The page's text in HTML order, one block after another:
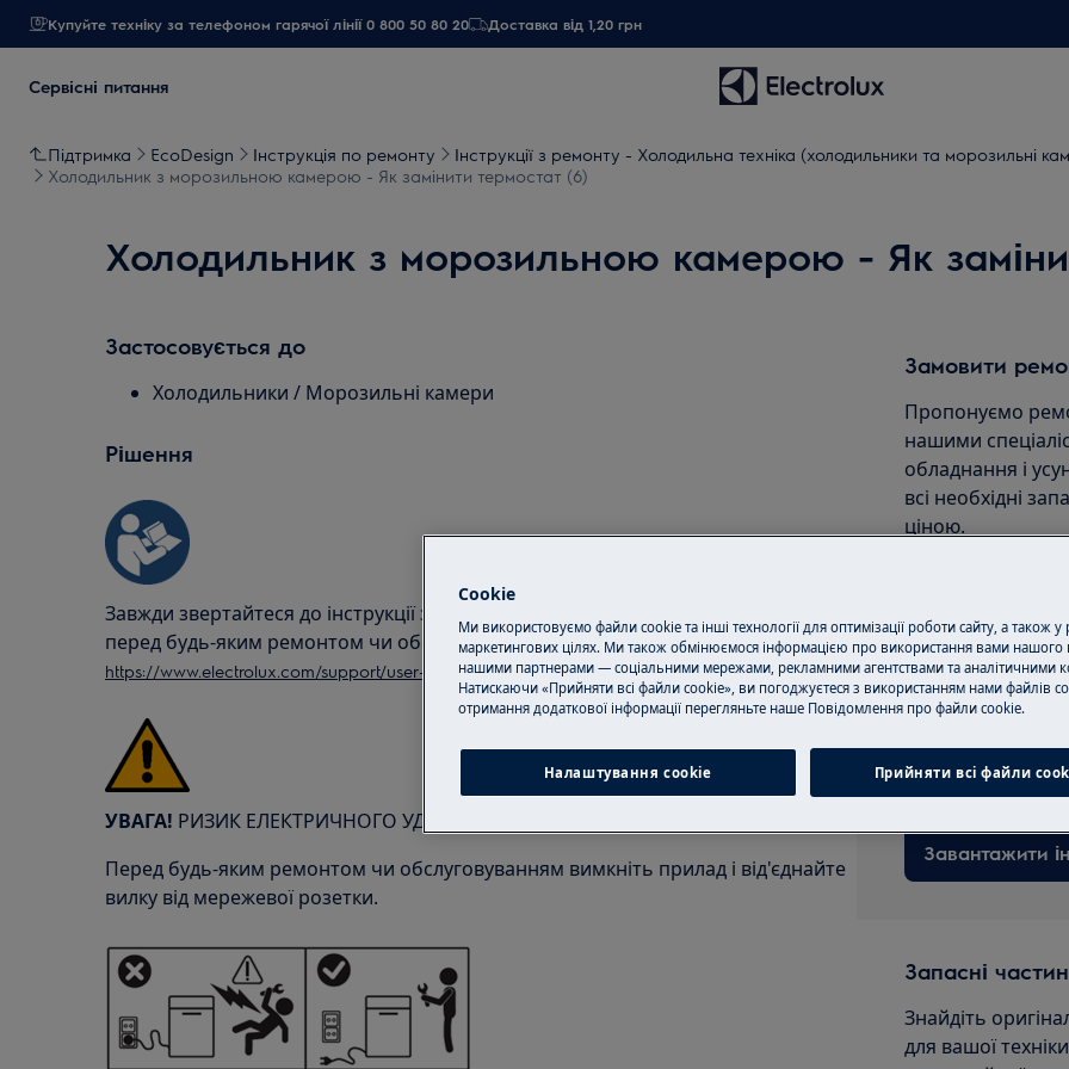
Купуйте техніку за телефоном гарячої лінії 0 800 50 80 20 Доставка від 1,20 грн
Сервісні питання
Підтримка EcoDesign Інструкція по ремонту
Інструкції з ремонту - Холодильна техніка (холодильники та морозильні
Холодильник з морозильною камерою - Як замінити термостат (6)
Холодильник з морозильною камерою - Як
Застосовується до
Холодильники / Морозильні камери
Рішення
Завжди звертайтеся до інструкції з безпеки користувача вашого продукту
перед будь-яким ремонтом чи обслуговуванням.
https://www.electrolux.com/support/user-manuals/
УВАГА! РИЗИК ЕЛЕКТРИЧНОГО УДАРУ
Перед будь-яким ремонтом чи обслуговуванням вимкніть прилад і від'єднайте
вилку від мережевої розетки.
Замовити
Пропонуємо
нашими
обладнання і
всі необхідні
ціною.
Завантажити
Знайдіть
Завантажити
Запасні
Знайдіть
для вашої
Cookie
Ми використовуємо файли cookie та інші технології для оптимізації роботи сайту, а також у
маркетингових цілях. Ми також обмінюємося інформацією про використання вами нашого
нашими партнерами — соціальними мережами, рекламними агентствами та аналітичними
Натискаючи «Прийняти всі файли cookie», ви погоджуєтеся з використанням нами файлів
отримання додаткової інформації перегляньте наше Пoвідомлення прo файли cookie.
Налаштування cookie Прийняти всі файли